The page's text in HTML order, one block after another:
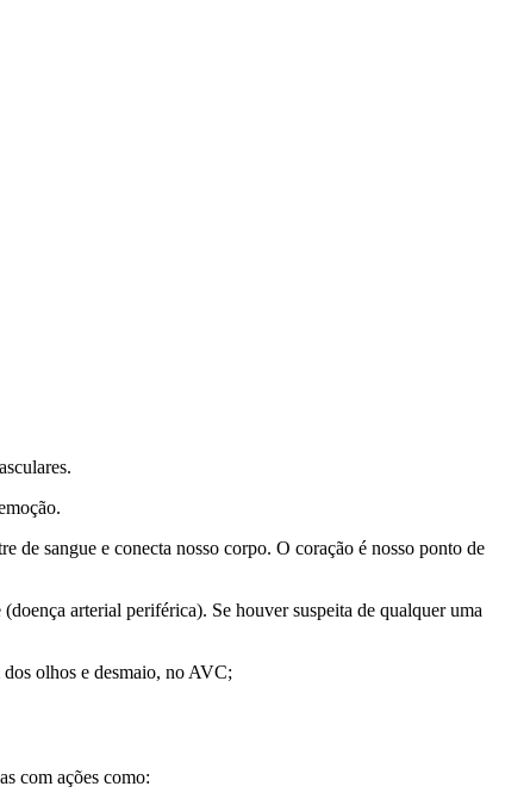
de sangue e conecta nosso corpo. O coração é nosso ponto de
arterial periférica). Se houver suspeita de qualquer uma
olhos e desmaio, no AVC;
com ações como: